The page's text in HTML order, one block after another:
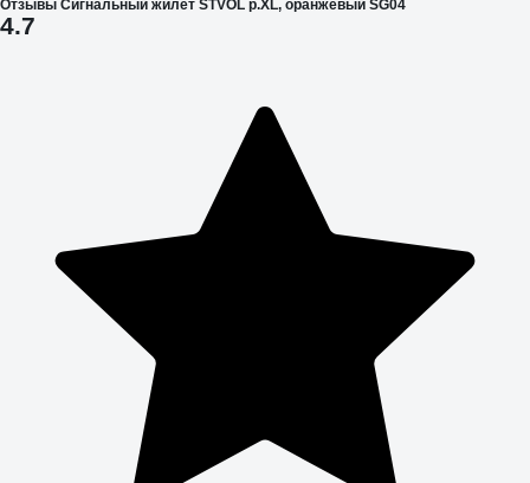
Отзывы Сигнальный жилет STVOL р.XL, оранжевый SG04
4.7